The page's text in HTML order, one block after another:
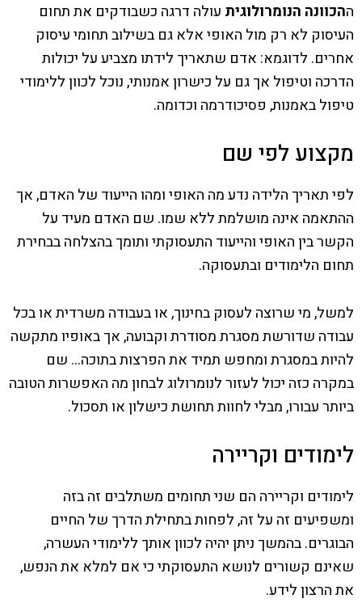
ההכוונה הנומרולוגית עולה דרגה כשבודקים את תחום
העיסוק לא רק מול האופי אלא גם בשילוב תחומי עיסוק
אחרים. לדוגמא: אדם שתאריך לידתו מצביע על יכולות
הדרכה וטיפול אך גם על כישרון אמנותי, נוכל לכוון ללימודי
טיפול באמנות, פסיכודרמה וכדומה.
מקצוע לפי שם
לפי תאריך הלידה נדע מה האופי ומהו הייעוד של האדם, אך
ההתאמה אינה מושלמת ללא שמו. שם האדם מעיד על
הקשר בין האופי והייעוד התעסוקתי ותומך בהצלחה בבחירת
תחום הלימודים ובתעסוקה.
למשל, מי שרוצה לעסוק בחינוך, או בעבודה משרדית או בכל
עבודה שדורשת מסגרת מסודרת וקבועה, אך באופיו מתקשה
להיות במסגרת ומחפש תמיד את הפרצות בתוכה… שם
במקרה כזה יכול לעזור לנומרולוג לבחון מה האפשרות הטובה
ביותר עבורו, מבלי לחוות תחושת כישלון או תסכול.
לימודים וקריירה
לימודים וקריירה הם שני תחומים משתלבים זה בזה
ומשפיעים זה על זה, לפחות בתחילת הדרך של החיים
הבוגרים. בהמשך ניתן יהיה לכוון אותך ללימודי העשרה,
שאינם קשורים לנושא התעסוקתי כי אם למלא את הנפש,
את הרצון לידע.